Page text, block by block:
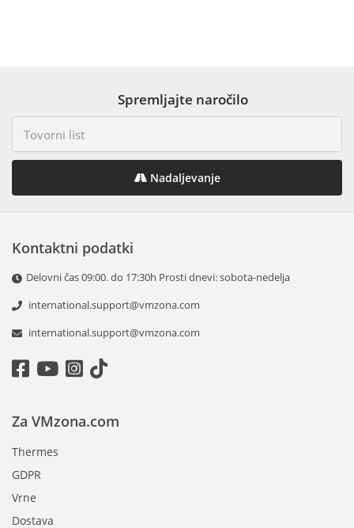
Spremljajte naročilo
Nadaljevanje
Kontaktni podatki
Delovni čas 09:00. do 17:30h Prosti dnevi: sobota-nedelja
international.support@vmzona.com
international.support@vmzona.com
Za VMzona.com
Thermes
GDPR
Vrne
Dostava